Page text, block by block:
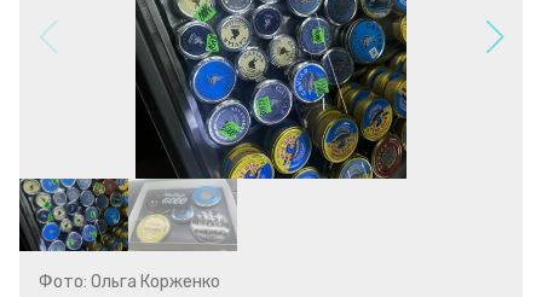
Фото: Ольга Корженко